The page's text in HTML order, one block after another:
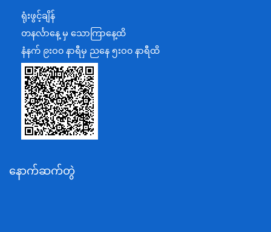
အပြည်ပြည်ဆိုင်ရာပူးပေါင်းဆောင်ရွက်ရေးဝန်ကြီးဌာန
ပြန်ကြားရေးဝန်ကြီးဌာန
သာသနာရေးနှင့် ယဉ်ကျေးမှုဝန်ကြီးဌာန
စိုက်ပျိုးရေး၊မွေးမြူရေးနှင့်ဆည်မြောင်းဝန်ကြီးဌာန
ပို့ဆောင်ရေးနှင့်ဆက်သွယ်ရေးဝန်ကြီးဌာန
သယံဇာတနှင့်ပတ်ဝန်းကျင်ထိန်းသိမ်းရေးဝန်ကြီးဌာန
အလုပ်သမား၊လူဝင်မှုကြီးကြပ်ရေးနှင့်ပြည်သူ့အင်အား
ရုံးဖွင့်ချိန်
တနင်္လာနေ့ မှ သောကြာနေ့ထိ
နံနက် ၉းဝ၀ နာရီမှ ညနေ ၅းဝ၀ နာရီထိ
နောက်ဆက်တွဲ